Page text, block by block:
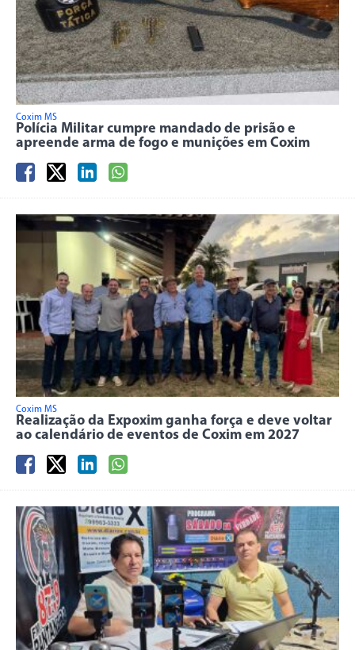
Coxim MS
Polícia Militar cumpre mandado de prisão e
apreende arma de fogo e munições em Coxim
Coxim MS
Realização da Expoxim ganha força e deve voltar
ao calendário de eventos de Coxim em 2027